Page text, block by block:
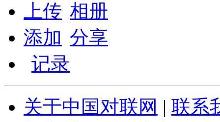
上传 相册
添加 分享
记录
关于中国对联网 | 联系